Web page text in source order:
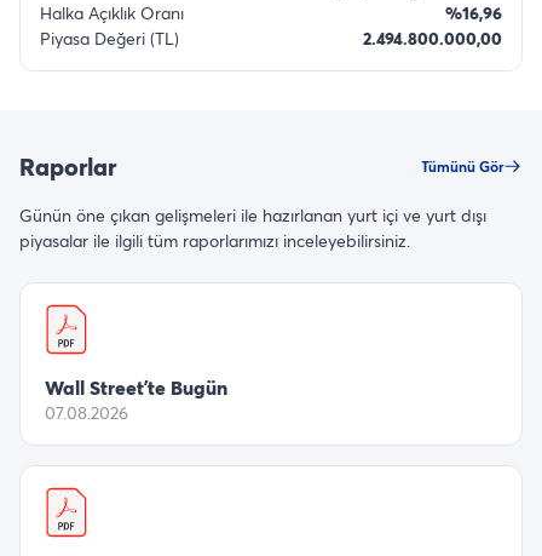
Halka Açıklık Oranı
%16,96
Piyasa Değeri (TL)
2.494.800.000,00
Raporlar Tümünü Gör
Günün öne çıkan gelişmeleri ile hazırlanan yurt içi ve yurt dışı
piyasalar ile ilgili tüm raporlarımızı inceleyebilirsiniz.
Wall Street’te Bugün
07.08.2026